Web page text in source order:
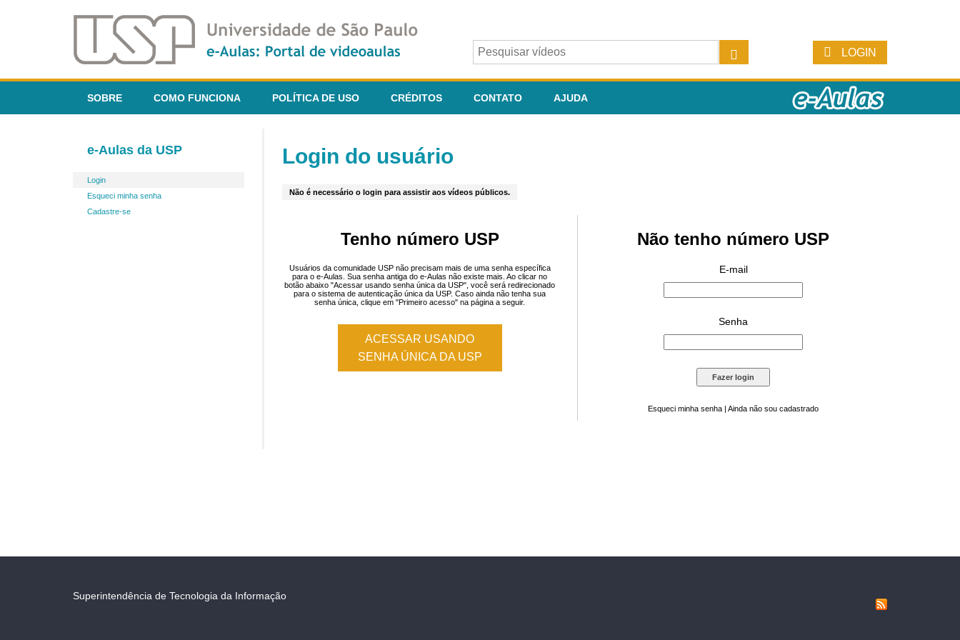
LOGIN
SOBRE COMO FUNCIONA POLÍTICA DE USO CRÉDITOS CONTATO AJUDA
e-Aulas da USP
Login
Esqueci minha senha
Cadastre-se
Login do usuário
Não é necessário o login para assistir aos vídeos públicos.
Tenho número USP
Usuários da comunidade USP não precisam mais de uma senha específica
para o e-Aulas. Sua senha antiga do e-Aulas não existe mais. Ao clicar no
botão abaixo "Acessar usando senha única da USP", você será redirecionado
para o sistema de autenticação única da USP. Caso ainda não tenha sua
senha única, clique em "Primeiro acesso" na página a seguir.
ACESSAR USANDO
SENHA ÚNICA DA USP
Não tenho número USP
E-mail
Senha
Esqueci minha senha | Ainda não sou cadastrado
Superintendência de Tecnologia da Informação